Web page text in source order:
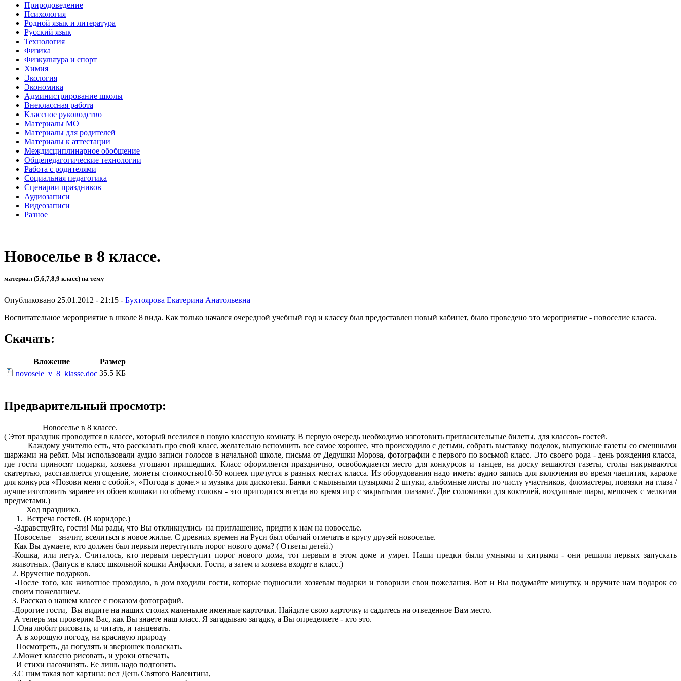
Природоведение
Психология
Родной язык и литература
Русский язык
Технология
Физика
Физкультура и спорт
Химия
Экология
Экономика
Администрирование школы
Внеклассная работа
Классное руководство
Материалы МО
Материалы для родителей
Материалы к аттестации
Междисциплинарное обобщение
Общепедагогические технологии
Работа с родителями
Социальная педагогика
Сценарии праздников
Аудиозаписи
Видеозаписи
Разное
Новоселье в 8 классе.
материал (5,6,7,8,9 класс) на тему
Опубликовано 25.01.2012 - 21:15 - Бухтоярова Екатерина Анатольевна
Воспитательное мероприятие в школе 8 вида. Как только начался очередной учебный год и классу был предоставлен новый кабинет, было проведено это мероприятие - новоселие класса.
Скачать:
Вложение
Размер
novosele_v_8_klasse.doc 35.5 КБ
Предварительный просмотр:
Новоселье в 8 классе.
( Этот праздник проводится в классе, который вселился в новую классную комнату. В первую очередь необходимо изготовить пригласительные билеты, для классов- гостей.
Каждому учителю есть, что рассказать про свой класс, желательно вспомнить все самое хорошее, что происходило с детьми, собрать выставку поделок, выпускные газеты со смешными
шаржами на ребят. Мы использовали аудио записи голосов в начальной школе, письма от Дедушки Мороза, фотографии с первого по восьмой класс. Это своего рода - день рождения класса,
где гости приносят подарки, хозяева угощают пришедших. Класс оформляется празднично, освобождается место для конкурсов и танцев, на доску вешаются газеты, столы накрываются
скатертью, расставляется угощение, монеты стоимостью10-50 копеек прячутся в разных местах класса. Из оборудования надо иметь: аудио запись для включения во время чаепития, караоке
для конкурса «Позови меня с собой.», «Погода в доме.» и музыка для дискотеки. Банки с мыльными пузырями 2 штуки, альбомные листы по числу участников, фломастеры, повязки на глаза /
лучше изготовить заранее из обоев колпаки по объему головы - это пригодится всегда во время игр с закрытыми глазами/. Две соломинки для коктелей, воздушные шары, мешочек с мелкими
предметами.)
Ход праздника.
Встреча гостей. (В коридоре.)
-Здравствуйте, гости! Мы рады, что Вы откликнулись на приглашение, придти к нам на новоселье.
Новоселье – значит, вселиться в новое жилье. С древних времен на Руси был обычай отмечать в кругу друзей новоселье.
Как Вы думаете, кто должен был первым переступить порог нового дома? ( Ответы детей.)
-Кошка, или петух. Считалось, кто первым переступит порог нового дома, тот первым в этом доме и умрет. Наши предки были умными и хитрыми - они решили первых запускать
животных. (Запуск в класс школьной кошки Анфиски. Гости, а затем и хозяева входят в класс.)
2. Вручение подарков.
-После того, как животное проходило, в дом входили гости, которые подносили хозяевам подарки и говорили свои пожелания. Вот и Вы подумайте минутку, и вручите нам подарок со
своим пожеланием.
3. Рассказ о нашем классе с показом фотографий.
-Дорогие гости, Вы видите на наших столах маленькие именные карточки. Найдите свою карточку и садитесь на отведенное Вам место.
А теперь мы проверим Вас, как Вы знаете наш класс. Я загадываю загадку, а Вы определяете - кто это.
1.Она любит рисовать, и читать, и танцевать.
А в хорошую погоду, на красивую природу
Посмотреть, да погулять и зверюшек поласкать.
2.Может классно рисовать, и уроки отвечать,
И стихи насочинять. Ее лишь надо подгонять.
3.С ним такая вот картина: вел День Святого Валентина,